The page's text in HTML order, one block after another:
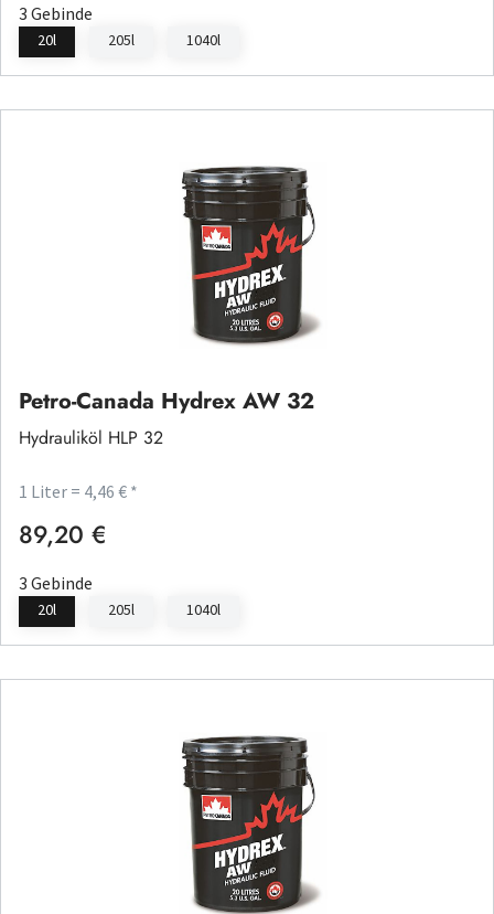
3 Gebinde
20l 205l 1040l
Petro-Canada Hydrex AW 32
Hydrauliköl HLP 32
1 Liter = 4,46 € *
Regulärer Preis:
89,20 €
3 Gebinde
20l 205l 1040l